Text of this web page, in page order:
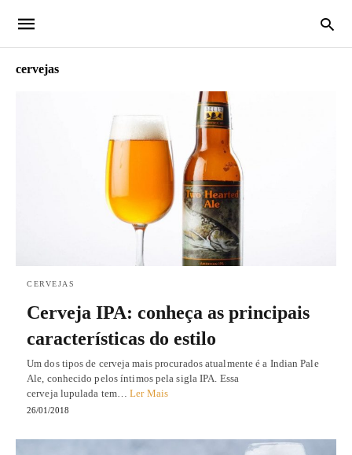
cervejas
CERVEJAS
Cerveja IPA: conheça as principais
características do estilo
Um dos tipos de cerveja mais procurados atualmente é a Indian Pale
Ale, conhecido pelos íntimos pela sigla IPA. Essa
cerveja lupulada tem…Ler Mais
26/01/2018